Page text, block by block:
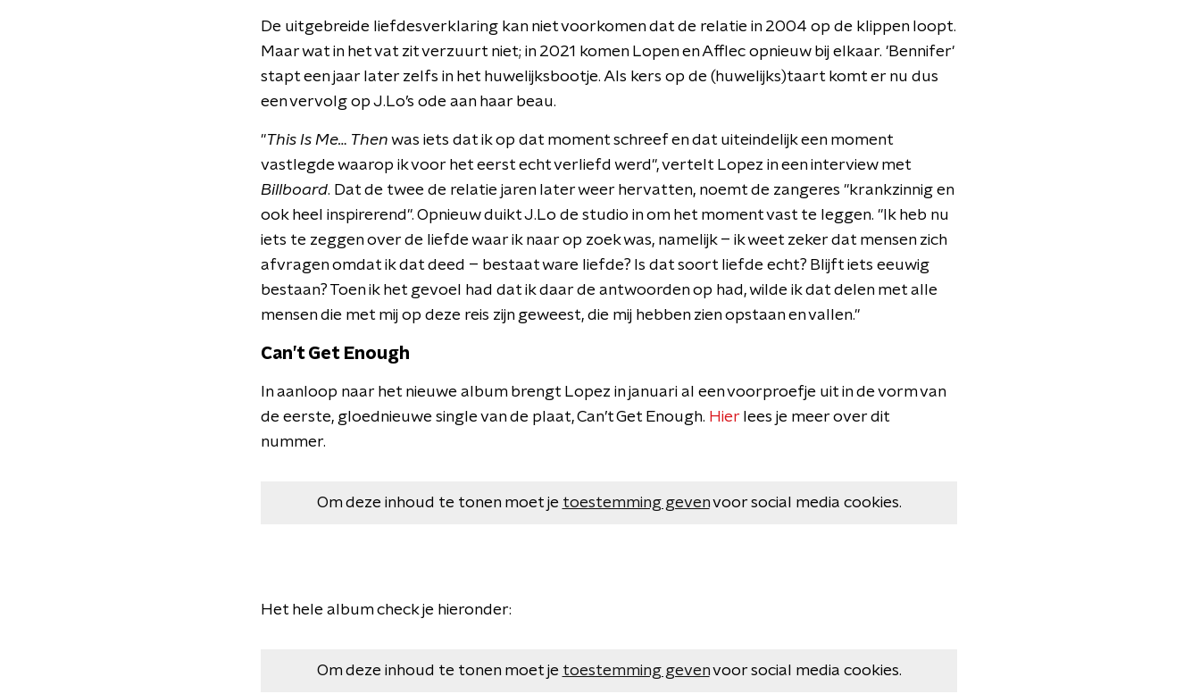
De uitgebreide liefdesverklaring kan niet voorkomen dat de relatie in 2004 op de klippen loopt.
Maar wat in het vat zit verzuurt niet; in 2021 komen Lopen en Afflec opnieuw bij elkaar. 'Bennifer'
stapt een jaar later zelfs in het huwelijksbootje. Als kers op de (huwelijks)taart komt er nu dus
een vervolg op J.Lo’s ode aan haar beau.
"This Is Me… Then was iets dat ik op dat moment schreef en dat uiteindelijk een moment
vastlegde waarop ik voor het eerst echt verliefd werd", vertelt Lopez in een interview met
Billboard. Dat de twee de relatie jaren later weer hervatten, noemt de zangeres "krankzinnig en
ook heel inspirerend". Opnieuw duikt J.Lo de studio in om het moment vast te leggen. "Ik heb nu
iets te zeggen over de liefde waar ik naar op zoek was, namelijk – ik weet zeker dat mensen zich
afvragen omdat ik dat deed – bestaat ware liefde? Is dat soort liefde echt? Blijft iets eeuwig
bestaan? Toen ik het gevoel had dat ik daar de antwoorden op had, wilde ik dat delen met alle
mensen die met mij op deze reis zijn geweest, die mij hebben zien opstaan ​​en vallen."
Can’t Get Enough
In aanloop naar het nieuwe album brengt Lopez in januari al een voorproefje uit in de vorm van
de eerste, gloednieuwe single van de plaat, Can’t Get Enough. Hier lees je meer over dit
nummer.
Om deze inhoud te tonen moet je toestemming gevenvoor social media cookies.
Het hele album check je hieronder:
Om deze inhoud te tonen moet je toestemming gevenvoor social media cookies.